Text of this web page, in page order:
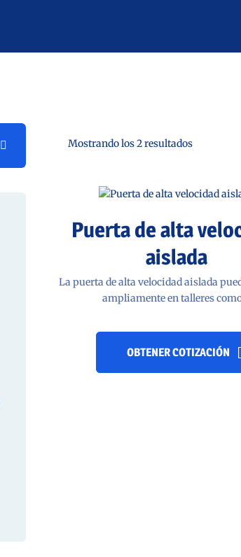
Mostrando los 2 resultados
Puerta de alta
aislada
La puerta de alta velocidad aislada
ampliamente en talleres
OBTENER COTIZACIÓN